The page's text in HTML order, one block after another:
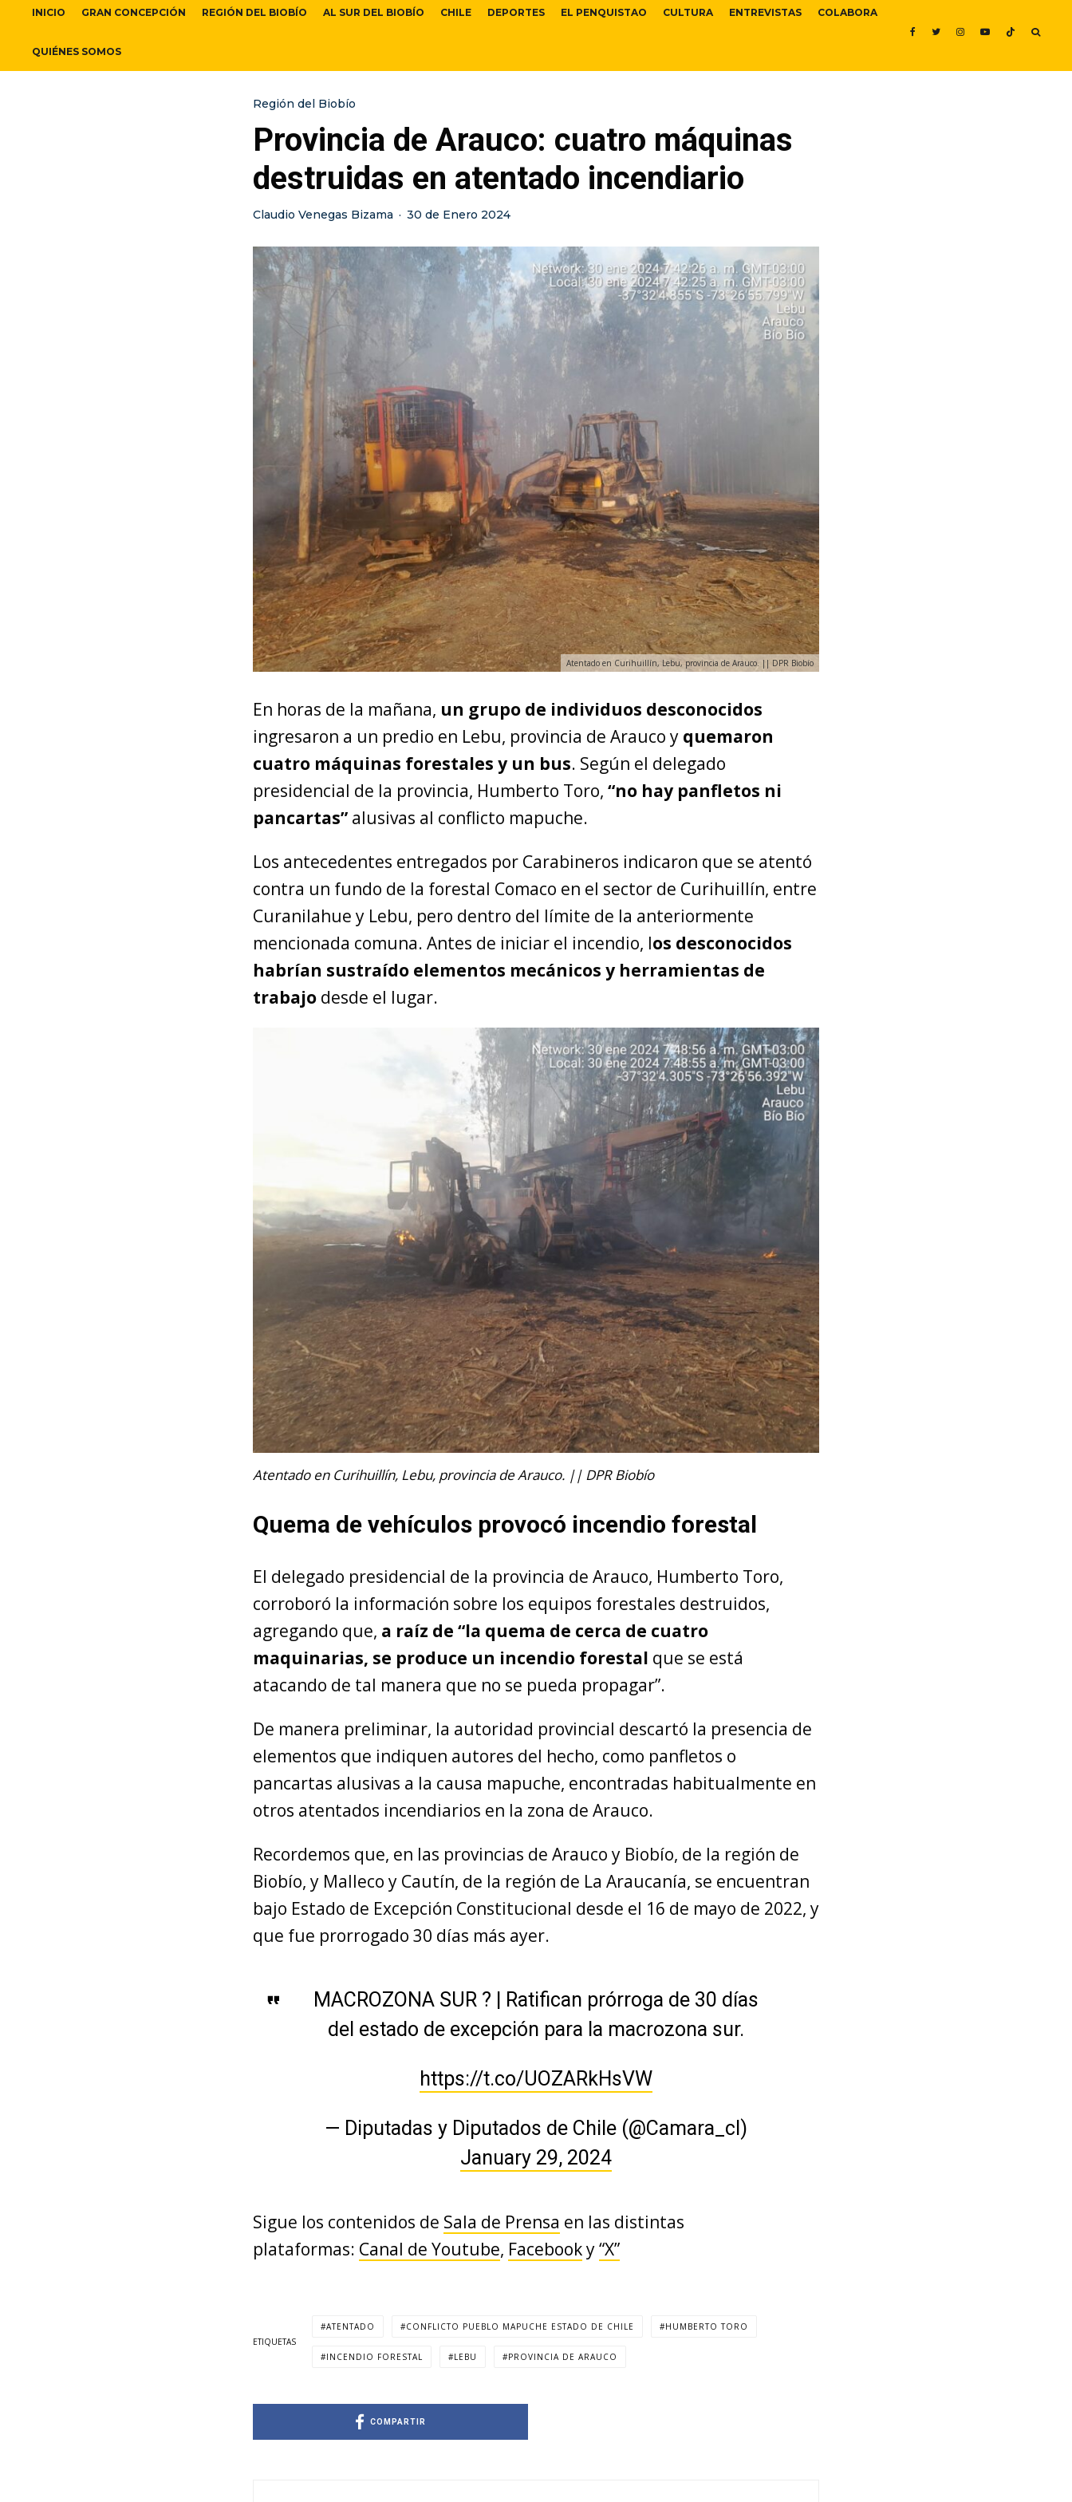
INICIO GRAN CONCEPCIÓN REGIÓN DEL BIOBÍO AL SUR DEL BIOBÍO CHILE DEPORTES EL PENQUISTAO CULTURA ENTREVISTAS COLABORA
QUIÉNES SOMOS
Región del Biobío
Provincia de Arauco: cuatro máquinas
destruidas en atentado incendiario
Claudio Venegas Bizama · 30 de Enero 2024
Atentado en Curihuillín, Lebu, provincia de Arauco. || DPR Biobío
En horas de la mañana, un grupo de individuos desconocidos
ingresaron a un predio en Lebu, provincia de Arauco y quemaron
cuatro máquinas forestales y un bus. Según el delegado
presidencial de la provincia, Humberto Toro, “no hay panfletos ni
pancartas” alusivas al conflicto mapuche.
Los antecedentes entregados por Carabineros indicaron que se atentó
contra un fundo de la forestal Comaco en el sector de Curihuillín, entre
Curanilahue y Lebu, pero dentro del límite de la anteriormente
mencionada comuna. Antes de iniciar el incendio, los desconocidos
habrían sustraído elementos mecánicos y herramientas de
trabajo desde el lugar.
Atentado en Curihuillín, Lebu, provincia de Arauco. || DPR Biobío
Quema de vehículos provocó incendio forestal
El delegado presidencial de la provincia de Arauco, Humberto Toro,
corroboró la información sobre los equipos forestales destruidos,
agregando que, a raíz de “la quema de cerca de cuatro
maquinarias, se produce un incendio forestal que se está
atacando de tal manera que no se pueda propagar”.
De manera preliminar, la autoridad provincial descartó la presencia de
elementos que indiquen autores del hecho, como panfletos o
pancartas alusivas a la causa mapuche, encontradas habitualmente en
otros atentados incendiarios en la zona de Arauco.
Recordemos que, en las provincias de Arauco y Biobío, de la región de
Biobío, y Malleco y Cautín, de la región de La Araucanía, se encuentran
bajo Estado de Excepción Constitucional desde el 16 de mayo de 2022, y
que fue prorrogado 30 días más ayer.
MACROZONA SUR ? | Ratifican prórroga de 30 días
del estado de excepción para la macrozona sur.
https://t.co/UOZARkHsVW
— Diputadas y Diputados de Chile (@Camara_cl)
January 29, 2024
Sigue los contenidos de Sala de Prensa en las distintas
plataformas: Canal de Youtube, Facebooky“X”
ETIQUETAS
ATENTADO CONFLICTO PUEBLO MAPUCHE ESTADO DE CHILE HUMBERTO TORO
INCENDIO FORESTAL LEBU PROVINCIA DE ARAUCO
COMPARTIR